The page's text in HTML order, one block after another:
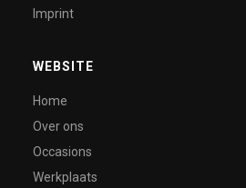
Imprint
WEBSITE
Home
Over ons
Occasions
Werkplaats